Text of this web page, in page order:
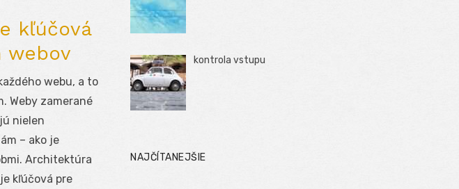
kľúčová
webov
webu, a to
Weby zamerané
nielen
– ako je
Architektúra
kľúčová pre
kontrola vstupu
NAJČÍTANEJŠIE